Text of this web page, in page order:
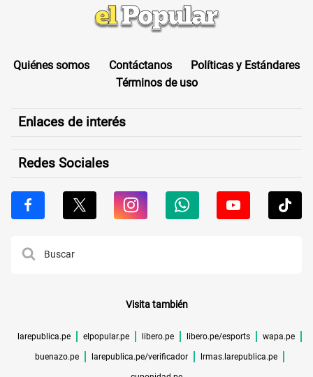
Quiénes somos Contáctanos
Políticas y Estándares
Términos de uso
Enlaces de interés
Redes Sociales
Visita también
larepublica.pe elpopular.pe libero.pe libero.pe/esports wapa.pe
buenazo.pe larepublica.pe/verificador lrmas.larepublica.pe